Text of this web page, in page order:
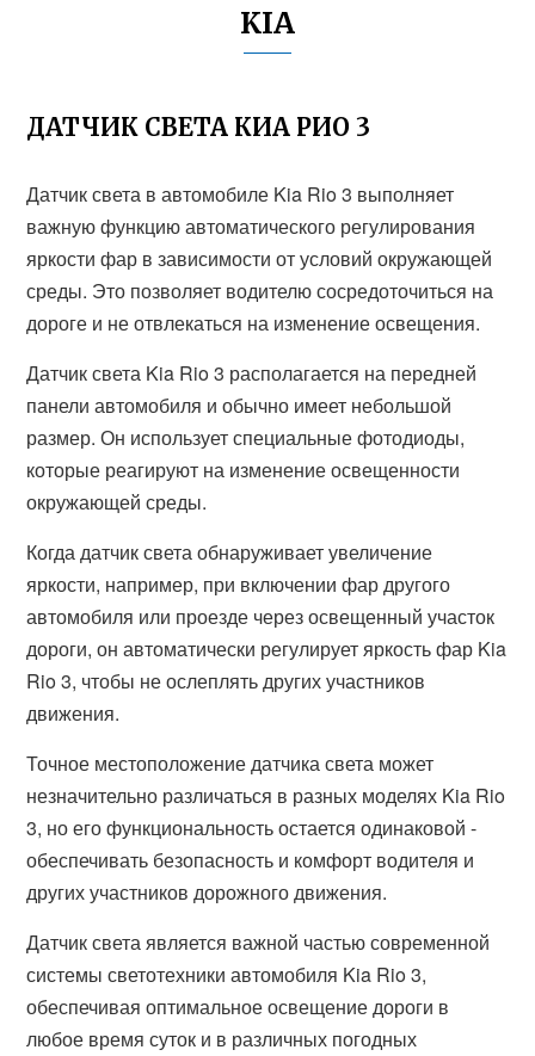
KIA
ДАТЧИК СВЕТА КИА РИО 3
Датчик света в автомобиле Kia Rio 3 выполняет
важную функцию автоматического регулирования
яркости фар в зависимости от условий окружающей
среды. Это позволяет водителю сосредоточиться на
дороге и не отвлекаться на изменение освещения.
Датчик света Kia Rio 3 располагается на передней
панели автомобиля и обычно имеет небольшой
размер. Он использует специальные фотодиоды,
которые реагируют на изменение освещенности
окружающей среды.
Когда датчик света обнаруживает увеличение
яркости, например, при включении фар другого
автомобиля или проезде через освещенный участок
дороги, он автоматически регулирует яркость фар Kia
Rio 3, чтобы не ослеплять других участников
движения.
Точное местоположение датчика света может
незначительно различаться в разных моделях Kia Rio
3, но его функциональность остается одинаковой -
обеспечивать безопасность и комфорт водителя и
других участников дорожного движения.
Датчик света является важной частью современной
системы светотехники автомобиля Kia Rio 3,
обеспечивая оптимальное освещение дороги в
любое время суток и в различных погодных